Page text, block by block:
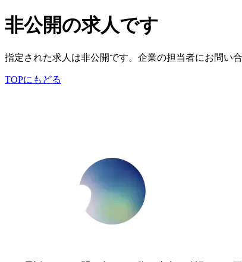
非公開の求人です
指定された求人は非公開です。企業の担当者にお問い合
TOPにもどる